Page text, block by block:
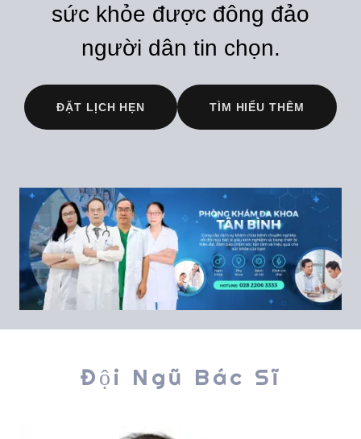
sức khỏe được đông đảo
người dân tin chọn.
ĐẶT LỊCH HẸN TÌM HIỂU THÊM
Đội Ngũ Bác Sĩ